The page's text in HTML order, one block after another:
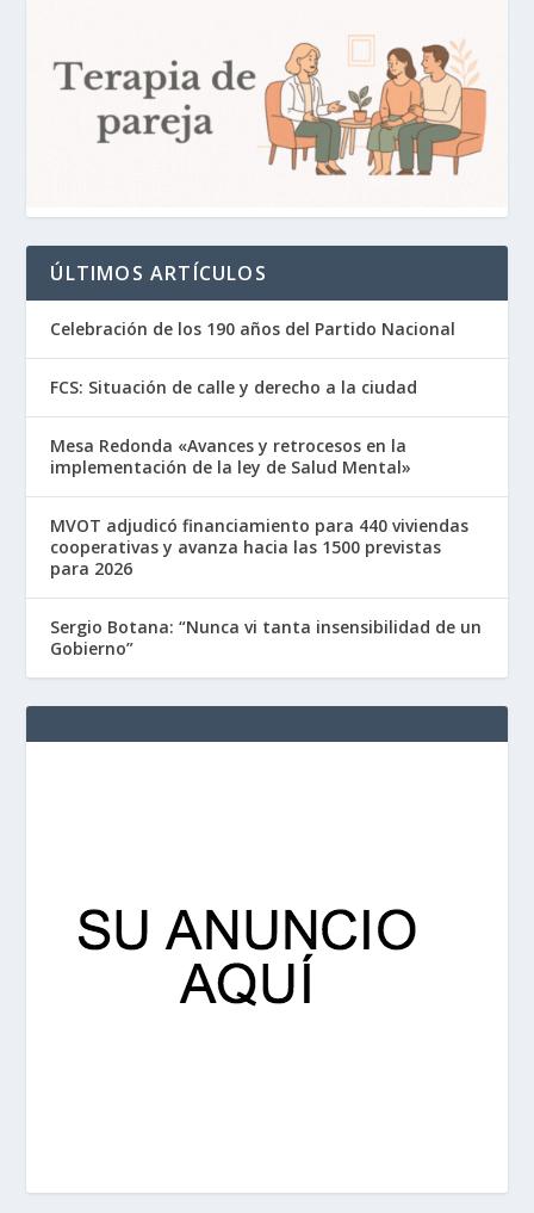
ÚLTIMOS ARTÍCULOS
Celebración de los 190 años del Partido Nacional
FCS: Situación de calle y derecho a la ciudad
Mesa Redonda «Avances y retrocesos en la
implementación de la ley de Salud Mental»
MVOT adjudicó financiamiento para 440 viviendas
cooperativas y avanza hacia las 1500 previstas
para 2026
Sergio Botana: “Nunca vi tanta insensibilidad de un
Gobierno”